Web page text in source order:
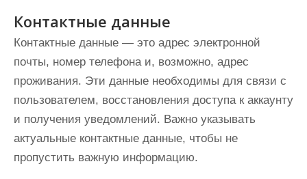
Контактные данные
Контактные данные — это адрес электронной
почты, номер телефона и, возможно, адрес
проживания. Эти данные необходимы для связи с
пользователем, восстановления доступа к аккаунту
и получения уведомлений. Важно указывать
актуальные контактные данные, чтобы не
пропустить важную информацию.